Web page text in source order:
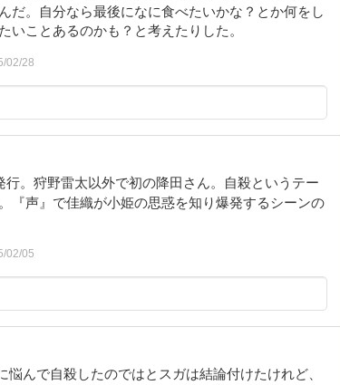
だ。自分なら最後になに食べたいかな？とか何をし
いことあるのかも？と考えたりした。
02/28
行。狩野雷太以外で初の降田さん。自殺というテー
『声』で佳織が小姫の思惑を知り爆発するシーンの
02/05
んで自殺したのではとスガは結論付けたけれど、